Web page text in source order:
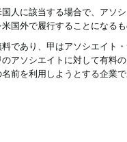
人に該当する場合で、アソ
国外で履行することになる
であり、甲はアソシエイト
アソシエイトに対して有料
前を利用しようとする企業